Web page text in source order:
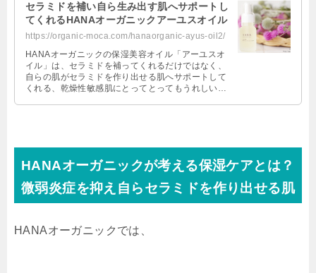
セラミドを補い自ら生み出す肌へサポートし
てくれるHANAオーガニックアーユスオイル
https://organic-moca.com/hanaorganic-ayus-oil2/
HANAオーガニックの保湿美容オイル「アーユスオ
イル」は、セラミドを補ってくれるだけではなく、
自らの肌がセラミドを作り出せる肌へサポートして
くれる、乾燥性敏感肌にとってとってもうれしい美
HANAオーガニックが考える保湿ケアとは？
微弱炎症を抑え自らセラミドを作り出せる肌
HANAオーガニックでは、